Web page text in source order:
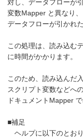
対し、データフローが
変数Mapper と異なり
データフローが引かれ
この処理は、読み込む
に時間がかかります。
このため、読み込んだ
スクリプト変数などへ
ドキュメントMapper
■補足
ヘルプに以下のとお